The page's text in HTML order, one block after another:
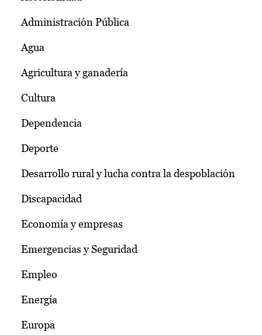
Administración Pública
Agua
Agricultura y ganadería
Cultura
Dependencia
Deporte
Desarrollo rural y lucha contra la despoblación
Discapacidad
Economía y empresas
Emergencias y Seguridad
Empleo
Energía
Europa